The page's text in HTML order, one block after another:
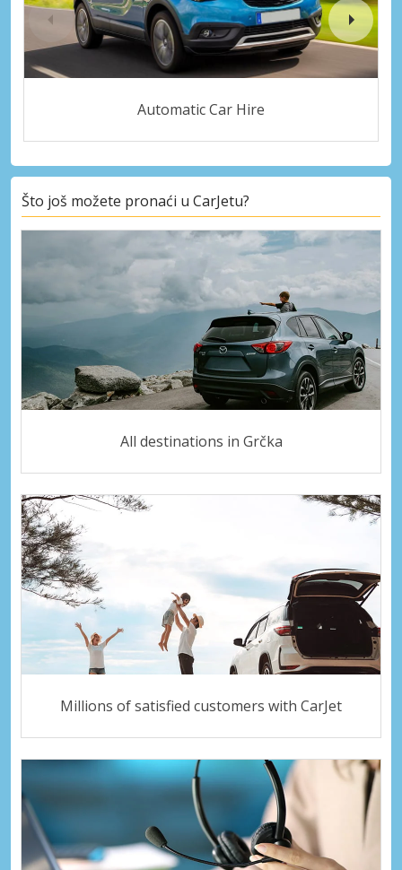
Automatic Car Hire
Što još možete pronaći u CarJetu?
All destinations in Grčka
Millions of satisfied customers with CarJet